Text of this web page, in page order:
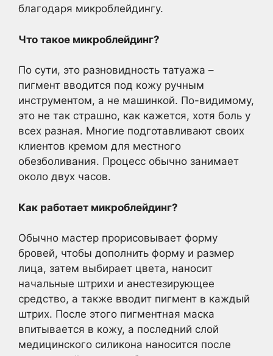
благодаря микроблейдингу.
Что такое микроблейдинг?
По сути, это разновидность татуажа –
пигмент вводится под кожу ручным
инструментом, а не машинкой. По-видимому,
это не так страшно, как кажется, хотя боль у
всех разная. Многие подготавливают своих
клиентов кремом для местного
обезболивания. Процесс обычно занимает
около двух часов.
Как работает микроблейдинг?
Обычно мастер прорисовывает форму
бровей, чтобы дополнить форму и размер
лица, затем выбирает цвета, наносит
начальные штрихи и анестезирующее
средство, а также вводит пигмент в каждый
штрих. После этого пигментная маска
впитывается в кожу, а последний слой
медицинского силикона наносится после